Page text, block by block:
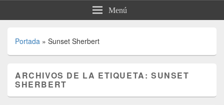
Menú
Portada » Sunset Sherbert
ARCHIVOS DE LA ETIQUETA:SUNSET
SHERBERT